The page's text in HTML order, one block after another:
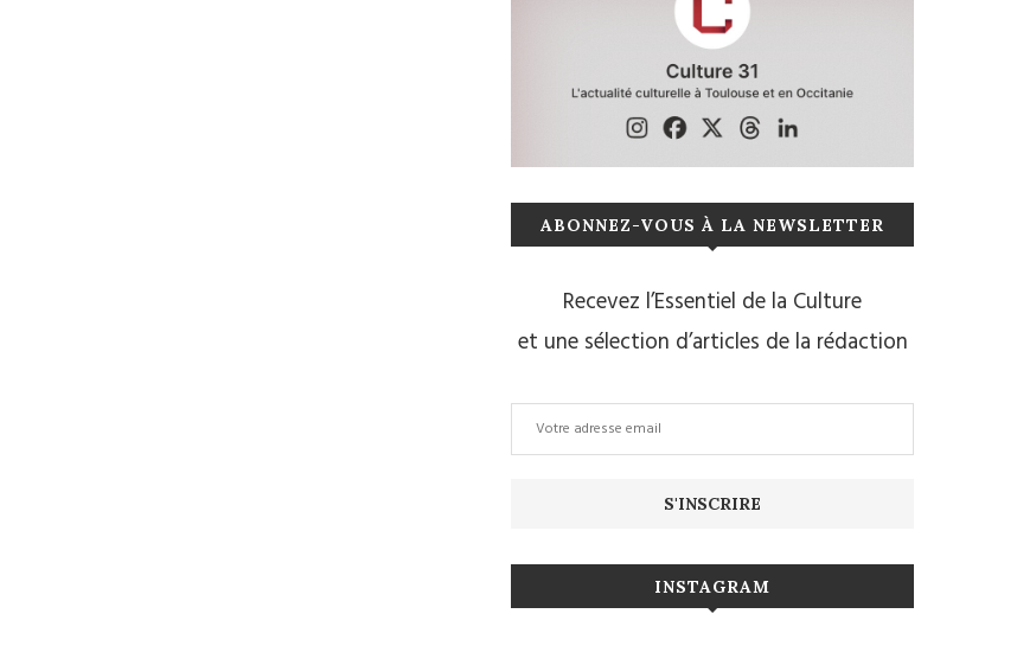
ABONNEZ-VOUS À LA NEWSLETTER
Recevez l’Essentiel de la Culture
et une sélection d’articles de la rédaction
INSTAGRAM